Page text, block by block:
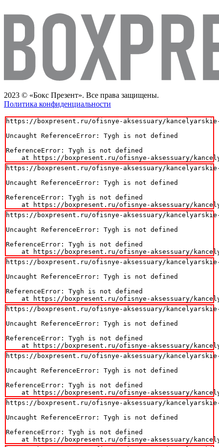
2023 © «Бокс Презент». Все права защищены.
Политика конфиденциальности
https://boxpresent.ru/ofisnye-aksessuary/
Uncaught ReferenceError: Tygh is not defined
ReferenceError: Tygh is not defined
at https://boxpresent.ru/ofisnye-aksessuary/
https://boxpresent.ru/ofisnye-aksessuary/
Uncaught ReferenceError: Tygh is not defined
ReferenceError: Tygh is not defined
at https://boxpresent.ru/ofisnye-aksessuary/
https://boxpresent.ru/ofisnye-aksessuary/
Uncaught ReferenceError: Tygh is not defined
ReferenceError: Tygh is not defined
at https://boxpresent.ru/ofisnye-aksessuary/
https://boxpresent.ru/ofisnye-aksessuary/
Uncaught ReferenceError: Tygh is not defined
ReferenceError: Tygh is not defined
at https://boxpresent.ru/ofisnye-aksessuary/
https://boxpresent.ru/ofisnye-aksessuary/
Uncaught ReferenceError: Tygh is not defined
ReferenceError: Tygh is not defined
at https://boxpresent.ru/ofisnye-aksessuary/
https://boxpresent.ru/ofisnye-aksessuary/
Uncaught ReferenceError: Tygh is not defined
ReferenceError: Tygh is not defined
at https://boxpresent.ru/ofisnye-aksessuary/
https://boxpresent.ru/ofisnye-aksessuary/
Uncaught ReferenceError: Tygh is not defined
ReferenceError: Tygh is not defined
at https://boxpresent.ru/ofisnye-aksessuary/